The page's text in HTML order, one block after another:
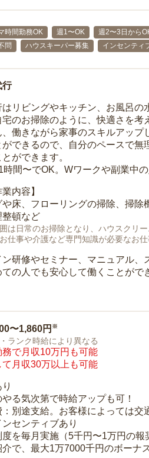
時間勤務OK 週1〜OK 週2〜3日から
問
ハウスキーパー募集 インセンティ
行
リビングやキッチン、お風呂の
のお掃除のように、快適さを
、働きながら家事のスキルアッ
できるので、自分のペースで
ができます。
時間〜でOK。Wワークや副業中
業内容】
や床、フローリングの掃除、掃
整頓など
は日常のお掃除となり、ハウスクリー
仕事や介護など専門知識が必要なお仕
ン研修やセミナー、マニュアル
の人でも安心して働くことが
〜1,860円 ※
ランク時給により異なる
務で月収10万円も可能
て月収30万以上も可能
る気次第で時給アップも可！
別途支給。お客様によっては交
センティブあり
度を毎月実施（5千円〜1万円の報
介で、最大1万7000千円のボーナ